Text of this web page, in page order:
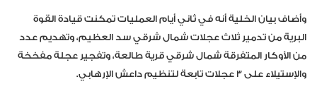
وأضاف بيان الخلية أنه في ثاني أيام العمليات تمكنت قيادة القوة
البرية من تدمير ثلاث عجلات شمال شرقي سد العظيم، وتهديم عدد
من الأوكار المتفرقة شمال شرقي قرية طالعة، وتفجير عجلة مفخخة
والإستيلاء على 3 عجلات تابعة لتنظيم داعش الإرهابي.